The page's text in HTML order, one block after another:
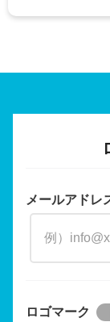
メールアドレ
ロゴマーク